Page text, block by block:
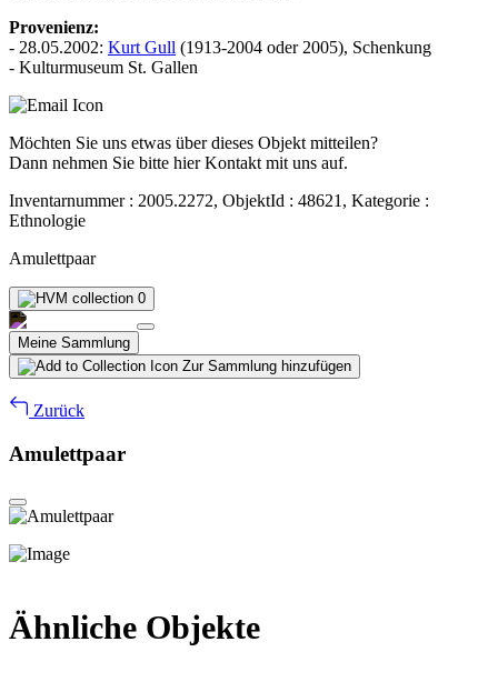
Provenienz:
- 28.05.2002: Kurt Gull (1913-2004 oder 2005), Schenkung
- Kulturmuseum St. Gallen
Möchten Sie uns etwas über dieses Objekt mitteilen?
Dann nehmen Sie bitte hier Kontakt mit uns auf.
Inventarnummer : 2005.2272, ObjektId : 48621, Kategorie :
Ethnologie
Amulettpaar
0
Meine Sammlung
Zur Sammlung hinzufügen
Zurück
Amulettpaar
Ähnliche Objekte